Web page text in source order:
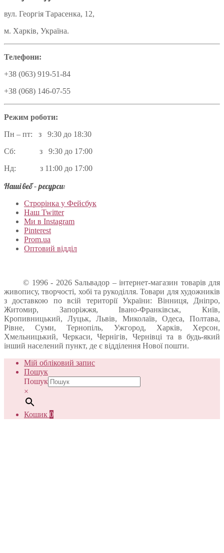
вул. Георгія Тарасенка, 12,
м. Харків, Україна.
Телефони:
+38 (063) 919-51-84
+38 (068) 146-07-55
Режим роботи:
Пн – пт: з 9:30 до 18:30
Сб: з 9:30 до 17:00
Нд: з 11:00 до 17:00
Наші веб – ресурси:
Строрінка у Фейсбук
Наш Twitter
Ми в Instagram
Pinterest
Prom.ua
Оптовий відділ
© 1996 - 2026 Sальвадор – інтернет-магазин товарів для
живопису, творчості, хобі та рукоділля. Товари для художників
з доставкою по всій території України: Вінниця, Дніпро,
Житомир, Запоріжжя, Івано-Франківськ, Київ,
Кропивницький, Луцьк, Львів, Миколаїв, Одеса, Полтава,
Рівне, Суми, Тернопіль, Ужгород, Харків, Херсон,
Хмельницький, Черкаси, Чернігів, Чернівці та в будь-який
інший населений пункт, де є відділення Нової пошти.
Мій обліковий запис
Пошук
Пошук
×
Кошик 0